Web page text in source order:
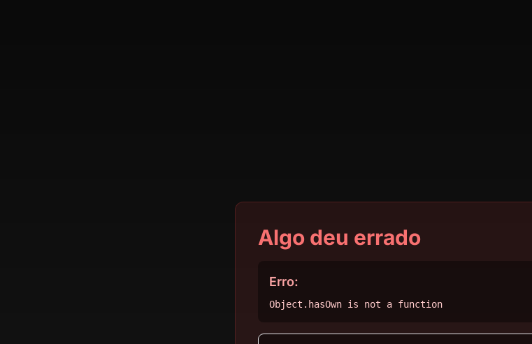
Algo deu errado
Erro:
Object.hasOwn is not a function